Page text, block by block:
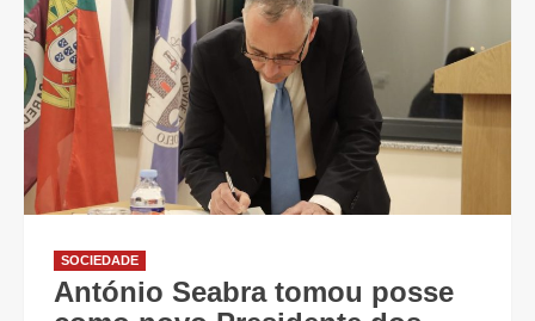
SOCIEDADE
António Seabra tomou posse